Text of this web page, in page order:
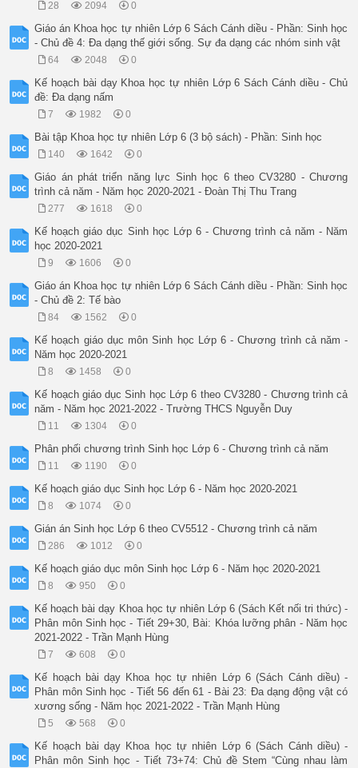
28 2094 0
Giáo án Khoa học tự nhiên Lớp 6 Sách Cánh diều - Phần: Sinh học
- Chủ đề 4: Đa dạng thế giới sống. Sự đa dạng các nhóm sinh vật
64 2048 0
Kế hoạch bài dạy Khoa học tự nhiên Lớp 6 Sách Cánh diều - Chủ
đề: Đa dạng nấm
7 1982 0
Bài tập Khoa học tự nhiên Lớp 6 (3 bộ sách) - Phần: Sinh học
140 1642 0
Giáo án phát triển năng lực Sinh học 6 theo CV3280 - Chương
trình cả năm - Năm học 2020-2021 - Đoàn Thị Thu Trang
277 1618 0
Kế hoạch giáo dục Sinh học Lớp 6 - Chương trình cả năm - Năm
học 2020-2021
9 1606 0
Giáo án Khoa học tự nhiên Lớp 6 Sách Cánh diều - Phần: Sinh học
- Chủ đề 2: Tế bào
84 1562 0
Kế hoạch giáo dục môn Sinh học Lớp 6 - Chương trình cả năm -
Năm học 2020-2021
8 1458 0
Kế hoạch giáo dục Sinh học Lớp 6 theo CV3280 - Chương trình cả
năm - Năm học 2021-2022 - Trường THCS Nguyễn Duy
11 1304 0
Phân phối chương trình Sinh học Lớp 6 - Chương trình cả năm
11 1190 0
Kế hoạch giáo dục Sinh học Lớp 6 - Năm học 2020-2021
8 1074 0
Gián án Sinh học Lớp 6 theo CV5512 - Chương trình cả năm
286 1012 0
Kế hoạch giáo dục môn Sinh học Lớp 6 - Năm học 2020-2021
8 950 0
Kế hoạch bài dạy Khoa học tự nhiên Lớp 6 (Sách Kết nối tri thức) -
Phân môn Sinh học - Tiết 29+30, Bài: Khóa lưỡng phân - Năm học
2021-2022 - Trần Mạnh Hùng
7 608 0
Kế hoạch bài dạy Khoa học tự nhiên Lớp 6 (Sách Cánh diều) -
Phân môn Sinh học - Tiết 56 đến 61 - Bài 23: Đa dạng động vật có
xương sống - Năm học 2021-2022 - Trần Mạnh Hùng
5 568 0
Kế hoạch bài dạy Khoa học tự nhiên Lớp 6 (Sách Cánh diều) -
Phân môn Sinh học - Tiết 73+74: Chủ đề Stem “Cùng nhau làm